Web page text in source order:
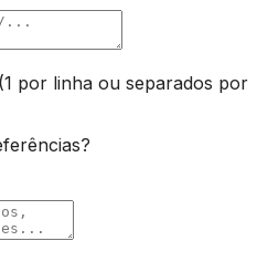
por linha ou separados por